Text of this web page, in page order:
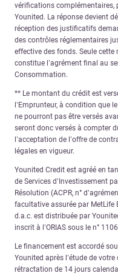
vérifications complémentaires,
Younited. La réponse devient
réception des justificatifs
des contrôles réglementaires
effective des fonds. Seule
constitue l’agrément final au
Consommation.
** Le montant du crédit est
l’Emprunteur, à condition que
ne pourront pas être versés
seront donc versés à compter
l’acceptation de l’offre de
légales en vigueur.
Younited Credit est agréé en
de Services d’Investissement
Résolution (ACPR, n°
facultative assurée par MetLife
d.a.c. est distribuée par
inscrit à l’ORIAS sous le n°
Le financement est accordé
Younited après l’étude de
rétractation de 14 jours